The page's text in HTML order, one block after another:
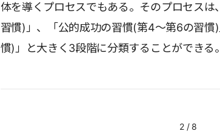
体を導くプロセスでもある。そのプロセス
習慣)」、「公的成功の習慣(第4～第6の習
慣)」と大きく3段階に分類することができる。
2/ 8